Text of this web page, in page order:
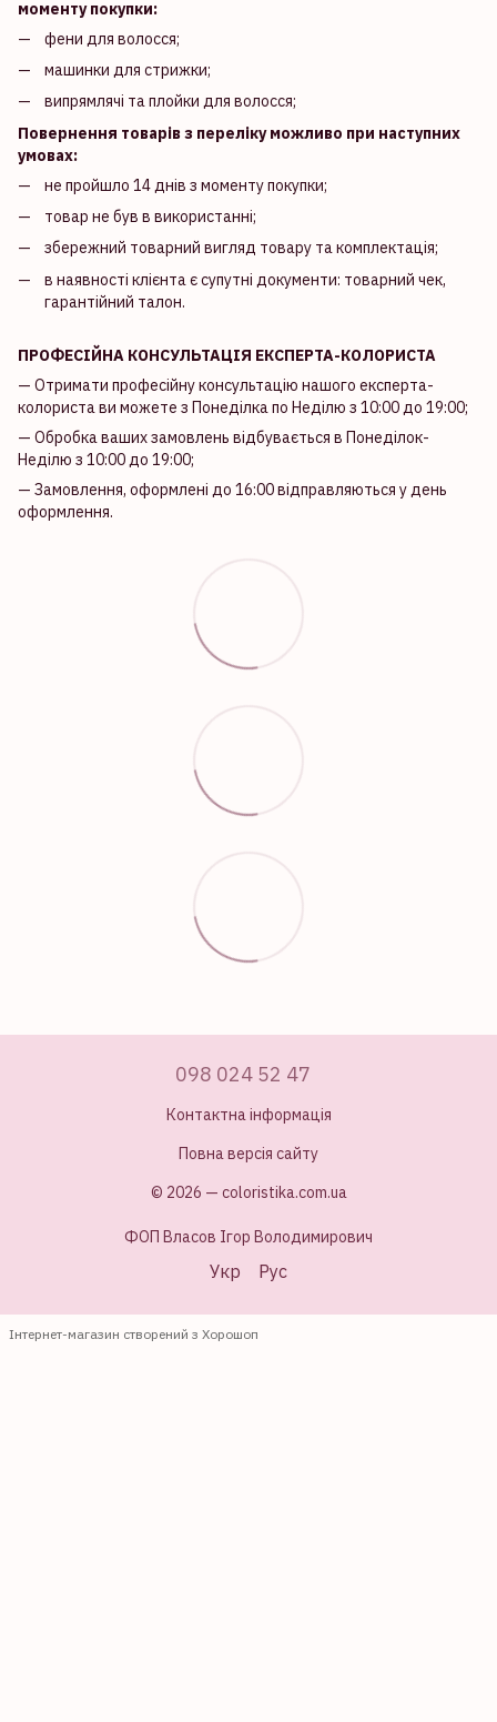
моменту покупки:
фени для волосся;
машинки для стрижки;
випрямлячі та плойки для волосся;
Повернення товарів з переліку можливо при наступних
умовах:
не пройшло 14 днів з моменту покупки;
товар не був в використанні;
збережний товарний вигляд товару та комплектація;
в наявності клієнта є супутні документи: товарний чек,
гарантійний талон.
ПРОФЕСІЙНА КОНСУЛЬТАЦІЯ ЕКСПЕРТА-КОЛОРИСТА
— Отримати професійну консультацію нашого експерта-
колориста ви можете з Понеділка по Неділю з 10:00 до 19:00;
— Обробка ваших замовлень відбувається в Понеділок-
Неділю з 10:00 до 19:00;
— Замовлення, оформлені до 16:00 відправляються у день
оформлення.
098 024 52 47
Контактна інформація
Повна версія сайту
© 2026 — coloristika.com.ua
ФОП Власов Ігор Володимирович
Укр Рус
Інтернет-магазин створений з Хорошоп